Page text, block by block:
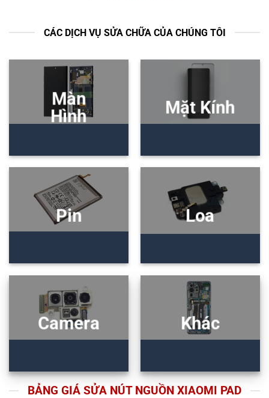
CÁC DỊCH VỤ SỬA CHỮA CỦA CHÚNG TÔI
Màn
Hình
Mặt Kính
Pin Loa
Camera Khác
BẢNG GIÁ SỬA NÚT NGUỒN XIAOMI PAD